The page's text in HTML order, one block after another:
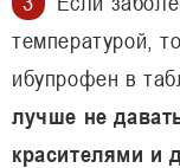
температурой,
ибупрофен в
лучше не
красителями и